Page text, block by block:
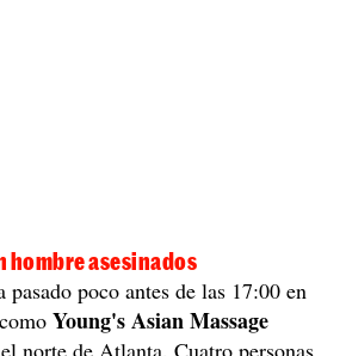
hombre asesinados
poco antes de las 17:00 en
Young's Asian Massage